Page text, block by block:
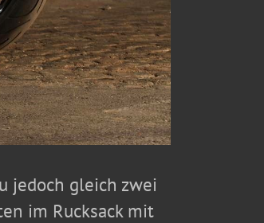
jedoch gleich zwei
im Rucksack mit